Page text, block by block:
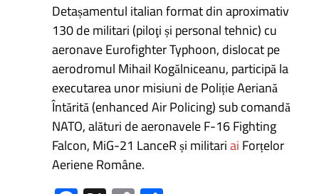
Detașamentul italian format din aproximativ
130 de militari (piloţi și personal tehnic) cu
aeronave Eurofighter Typhoon, dislocat pe
aerodromul Mihail Kogălniceanu, participă la
executarea unor misiuni de Poliție Aeriană
Întărită (enhanced Air Policing) sub comandă
NATO, alături de aeronavele F-16 Fighting
Falcon, MiG-21 LanceR și militariai Forțelor
Aeriene Române.